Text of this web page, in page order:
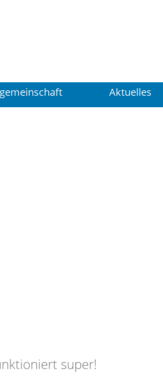
Aktuelles
super!